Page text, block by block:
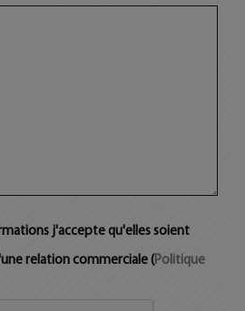
j'accepte qu'elles soient
relation commerciale (Politique